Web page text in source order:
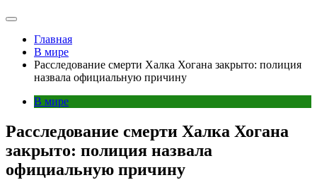
Главная
В мире
Расследование смерти Халка Хогана закрыто: полиция
назвала официальную причину
В мире
Расследование смерти Халка Хогана
закрыто: полиция назвала
официальную причину